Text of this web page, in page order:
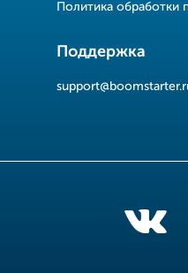
Политика обработки
Поддержка